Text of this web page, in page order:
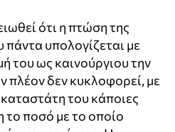
ότι η πτώση της
πάντα υπολογίζεται με
του ως καινούργιου την
πλέον δεν κυκλοφορεί, με
του κάποιες
το ποσό με το οποίο